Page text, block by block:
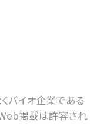
バイオ企業である
掲載は許容され